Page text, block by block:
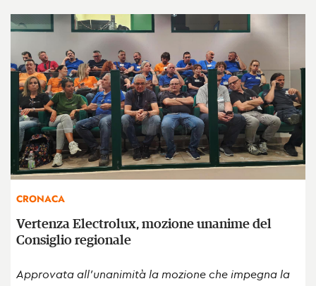
CRONACA
Vertenza Electrolux, mozione unanime del
Consiglio regionale
Approvata all’unanimità la mozione che impegna la